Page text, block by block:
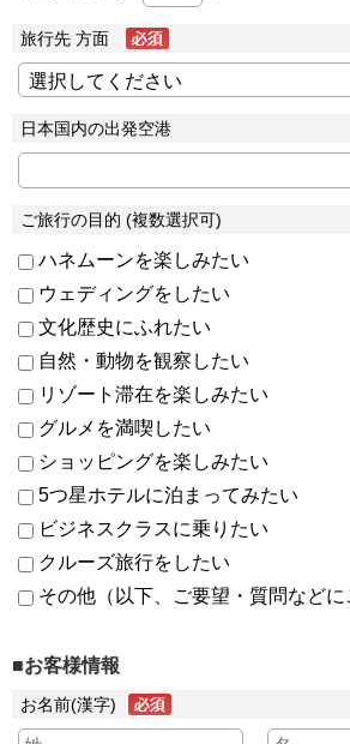
旅行先 方面
日本国内の出発空港
ご旅行の目的 (複数選択可)
ハネムーンを楽しみたい
ウェディングをしたい
文化歴史にふれたい
自然・動物を観察したい
リゾート滞在を楽しみたい
グルメを満喫したい
ショッピングを楽しみたい
5つ星ホテルに泊まってみたい
ビジネスクラスに乗りたい
クルーズ旅行をしたい
その他（以下、ご要望・質問などに
■お客様情報
お名前(漢字)